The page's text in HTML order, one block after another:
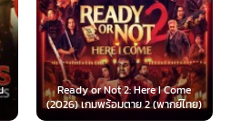
Ready or Not 2: Here I Come
(2026) เกมพร้อมตาย 2 (พากย์ไทย)